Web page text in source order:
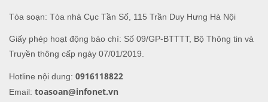
Tòa soạn: Tòa nhà Cục Tần Số, 115 Trần Duy Hưng Hà Nội
Giấy phép hoạt động báo chí: Số 09/GP-BTTTT, Bộ Thông tin và
Truyền thông cấp ngày 07/01/2019.
Hotline nội dung: 0916118822
Email: toasoan@infonet.vn